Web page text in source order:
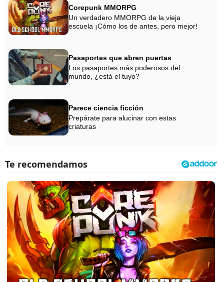
Corepunk MMORPG
Un verdadero MMORPG de la vieja
escuela ¡Cómo los de antes, pero mejor!
Pasaportes que abren puertas
Los pasaportes más poderosos del
mundo, ¿está el tuyo?
Parece ciencia ficción
Prepárate para alucinar con estas
criaturas